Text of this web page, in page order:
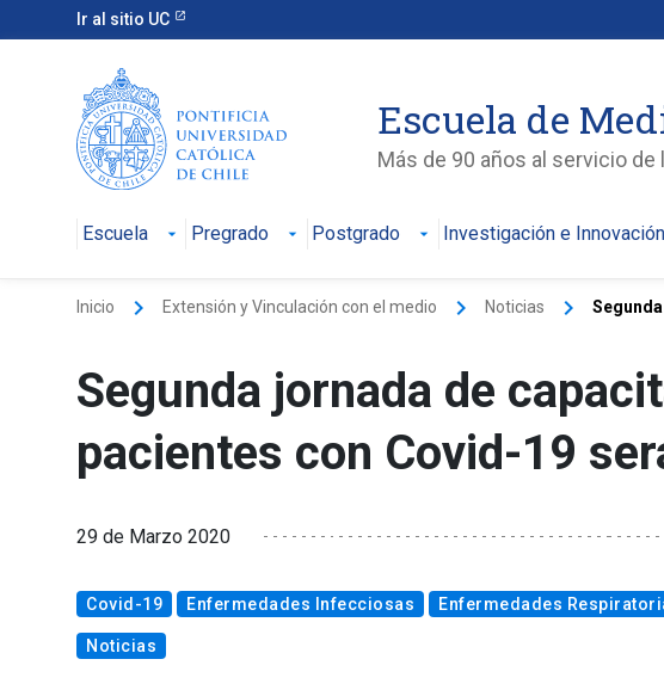
Ir al sitio UC
Escuela de
Más de 90 años al servicio de
Escuela Pregrado Postgrado Investigación e Innovación
Inicio keyboard_arrow_right Extensión y Vinculación con el medio keyboard_arrow_right Noticias keyboard_arrow_right
Segunda jornada de
pacientes con Covid-19
29 de Marzo 2020
Covid-19 Enfermedades Infecciosas Enfermedades
Noticias